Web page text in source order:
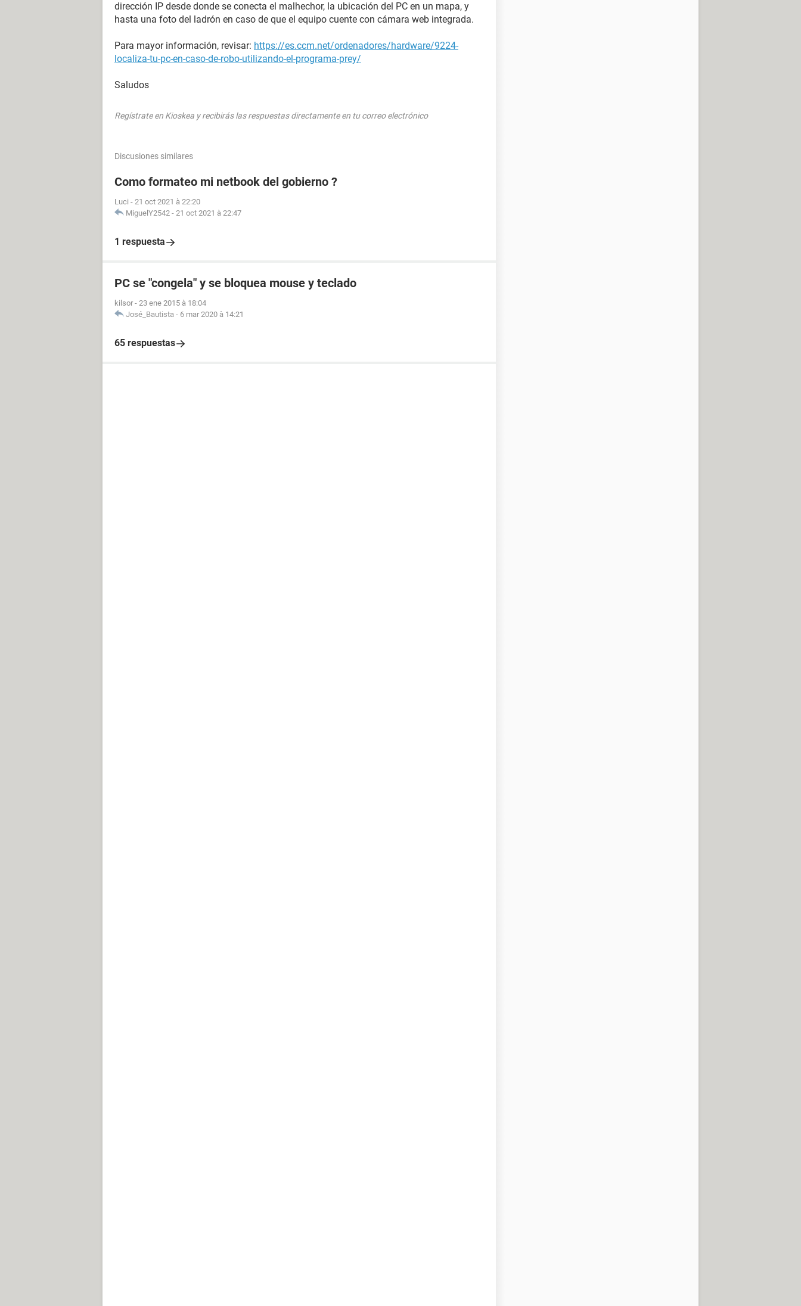
dirección IP desde donde se conecta el malhechor, la ubicación del PC en un mapa, y
hasta una foto del ladrón en caso de que el equipo cuente con cámara web integrada.
Para mayor información, revisar: https://es.ccm.net/ordenadores/hardware/9224-
localiza-tu-pc-en-caso-de-robo-utilizando-el-programa-prey/
Saludos
Regístrate en Kioskea y recibirás las respuestas directamente en tu correo electrónico
Discusiones similares
Como formateo mi netbook del gobierno ?
Luci - 21 oct 2021 à 22:20
MiguelY2542 - 21 oct 2021 à 22:47
1 respuesta
PC se "congela" y se bloquea mouse y teclado
kilsor - 23 ene 2015 à 18:04
José_Bautista - 6 mar 2020 à 14:21
65 respuestas